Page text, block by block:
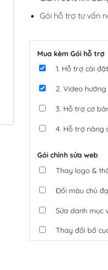
Gói hỗ trợ tư vấn
Mua kèm Gói hỗ trợ
1. Hỗ trợ cài
2. Video
3. Hỗ trợ cơ
4. Hỗ trợ nâng
Gói chỉnh sửa web
Thay logo &
Đổi màu chủ
Sửa danh mục
Thay đổi bố
Tích hợp